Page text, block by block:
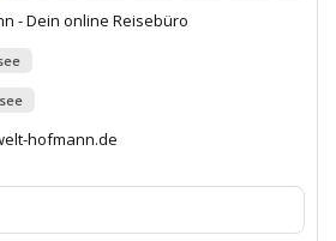
- Dein online Reisebüro
hofmann.de